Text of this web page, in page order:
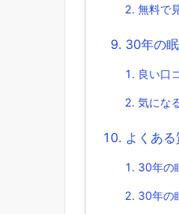
無料で
30年の
良い口
気にな
よくある
30年の
30年の